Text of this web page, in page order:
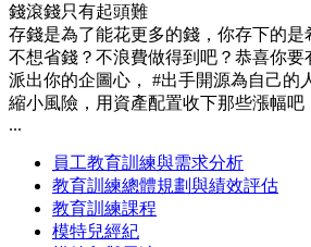
錢滾錢只有起頭難
存錢是為了能花更多的錢，你存下的是
不想省錢？不浪費做得到吧？恭喜你要
派出你的企圖心， #出手開源為自己的
縮小風險，用資產配置收下那些漲幅吧
...
員工教育訓練與需求分析
教育訓練總體規劃與績效評估
教育訓練課程
模特兒經紀